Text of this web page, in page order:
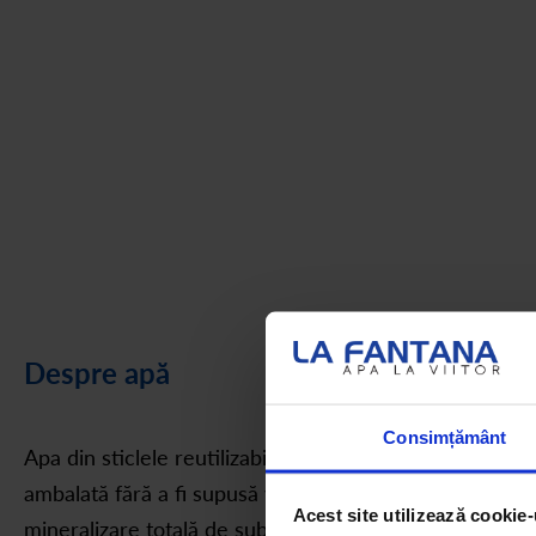
Consimțământ
Acest site utilizează
Despre apă
Apa din sticlele reutilizabile de 8L este apă de izvor,
ambalată fără a fi supusă vreunui tratament fizic,
mineralizare totală de sub 500 mg/l, cu gust plăcut și